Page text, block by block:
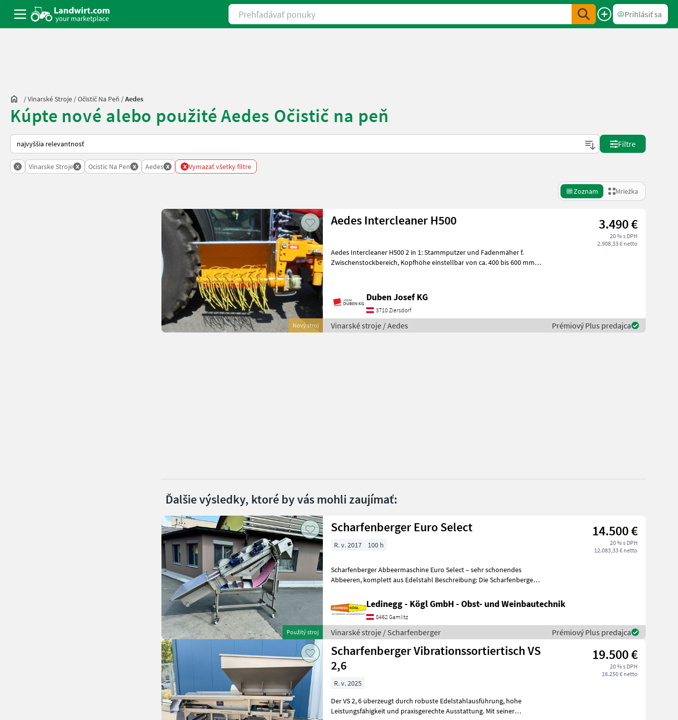
Prehľadávať ponuky
Prihlásiť sa
/Vinarské Stroje /Očistič Na Peň /Aedes
Kúpte nové alebo použité Aedes Očistič na peň
Takto sa vykonáva triedenie na Landwirt.com
Filtre
x Vinarske Stroje x Ocistic Na Pen x Aedes x x Vymazať všetky filtre
Zoznam Mriežka
Nový stroj
Aedes Intercleaner H500 3.490 €
20 % s DPH
2.908,33 € netto
Aedes Intercleaner H500 2 in 1: Stammputzer und Fadenmäher f.
Zwischenstockbereich, Kopfhöhe einstellbar von ca. 400 bis 600 mm,
Duben Josef KG
3710 Ziersdorf
Vinarské stroje / Aedes Prémiový Plus predajca
Ďalšie výsledky, ktoré by vás mohli zaujímať:
Použitý stroj
Scharfenberger Euro Select 14.500 €
20 % s DPH
12.083,33 € netto
R. v. 2017 100 h
Scharfenberger Abbeermaschine Euro Select – sehr schonendes
Abbeeren, komplett aus Edelstahl Beschreibung: Die Scharfenberger
Ledinegg - Kögl GmbH - Obst- und Weinbautechnik
8462 Gamlitz
Vinarské stroje / Scharfenberger Prémiový Plus predajca
Scharfenberger Vibrationssortiertisch VS
2,6
19.500 €
20 % s DPH
16.250 € netto
R. v. 2025
Der VS 2, 6 überzeugt durch robuste Edelstahlausführung, hohe
Leistungsfähigkeit und praxisgerechte Ausstattung. Mit seiner